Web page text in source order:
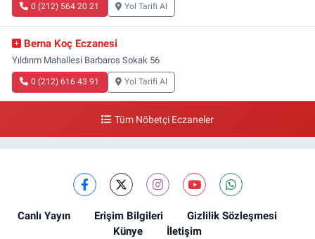
0 (212) 564 20 21 Yol Tarifi Al
Berna Koç Eczanesi
Yıldırım Mahallesi Barbaros Sokak 56
0 (212) 616 43 91 Yol Tarifi Al
Tüm Nöbetçi Eczaneler
Canlı Yayın Erişim Bilgileri
Gizlilik Sözleşmesi
Künye
İletişim